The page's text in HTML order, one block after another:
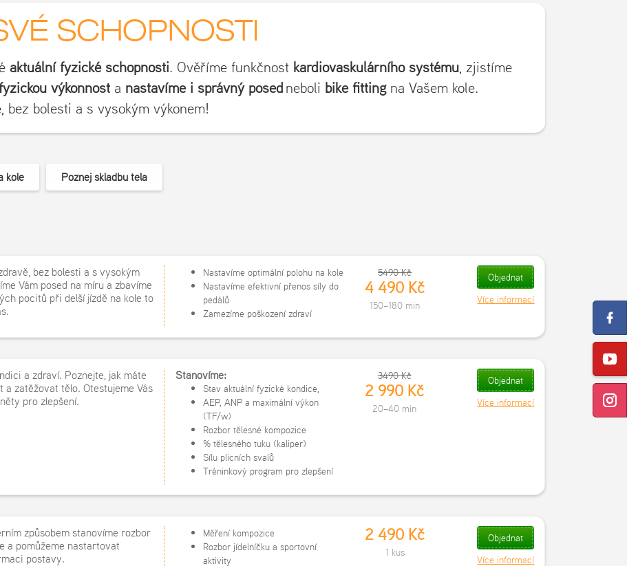
SCHOPNOSTI
aktuální fyzické schopnosti. Ověříme funkčnost kardiovaskulárního systému, zjistíme
výkonnosta nastavíme i správný posedneboli bike fittingna Vašem kole.
bolesti a s vysokým výkonem!
kole Poznej skladbu těla
bez bolesti a s vysokým
Vám posed na míru a zbavíme
pocitů při delší jízdě na kole to
Nastavíme optimální polohu na kole
Nastavíme efektivní přenos síly do
pedálů
Zamezíme poškození zdraví
5490 Kč
4 490 Kč
150–180 min
Objednat
Více informací
a zdraví. Poznejte, jak máte
a zatěžovat tělo. Otestujeme Vás
pro zlepšení.
Stanovíme:
Stav aktuální fyzické kondice,
AEP, ANP a maximální výkon
(TF/w)
Rozbor tělesné kompozice
% tělesného tuku (kaliper)
Sílu plicních svalů
Tréninkový program pro zlepšení
3490 Kč
2 990 Kč
20–40 min
Objednat
Více informací
způsobem stanovíme rozbor
a pomůžeme nastartovat
postavy.
Měření kompozice
Rozbor jídelníčku a sportovní
aktivity
2 490 Kč
1 kus
Objednat
Více informací